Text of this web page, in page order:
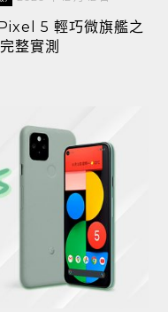
5 輕巧微旗艦之
整實測